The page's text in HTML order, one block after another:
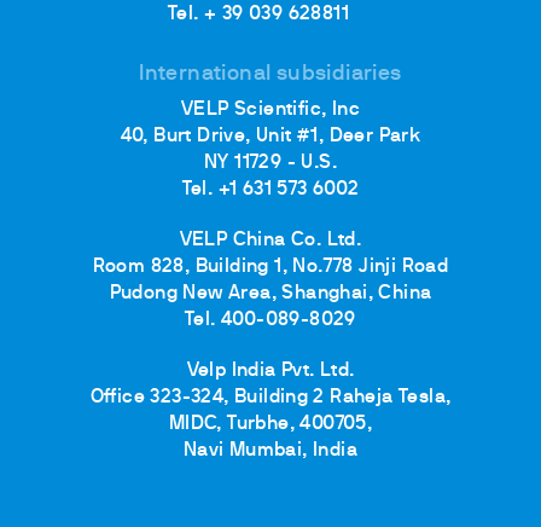
Tel. + 39 039 628811
International subsidiaries
VELP Scientific, Inc
40, Burt Drive, Unit #1, Deer Park
NY 11729 - U.S.
Tel. +1 631 573 6002
VELP China Co. Ltd.
Room 828, Building 1, No.778 Jinji Road
Pudong New Area, Shanghai, China
Tel. 400-089-8029
Velp India Pvt. Ltd.
Office 323-324, Building 2 Raheja Tesla,
MIDC, Turbhe, 400705,
Navi Mumbai, India